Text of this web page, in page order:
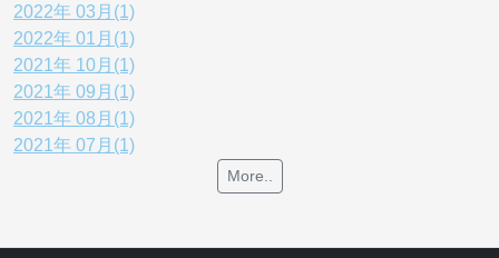
2022年 03月(1)
2022年 01月(1)
2021年 10月(1)
2021年 09月(1)
2021年 08月(1)
2021年 07月(1)
More..